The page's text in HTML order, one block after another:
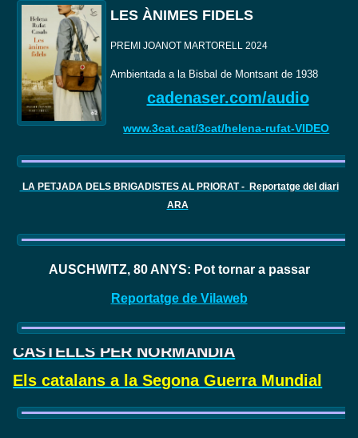
LES ÀNIMES FIDELS
PREMI JOANOT MARTORELL 2024
Ambientada a la Bisbal de Montsant de 1938
cadenaser.com/audio
www.3cat.cat/3cat/helena-rufat-VIDEO
LA PETJADA DELS BRIGADISTES AL PRIORAT - Reportatge del diari
ARA
AUSCHWITZ, 80 ANYS: Pot tornar a passar
Reportatge de Vilaweb
CASTELLS PER NORMANDIA
Els catalans a la Segona Guerra Mundial